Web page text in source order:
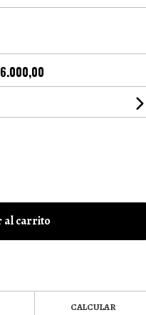
al carrito
CALCULAR